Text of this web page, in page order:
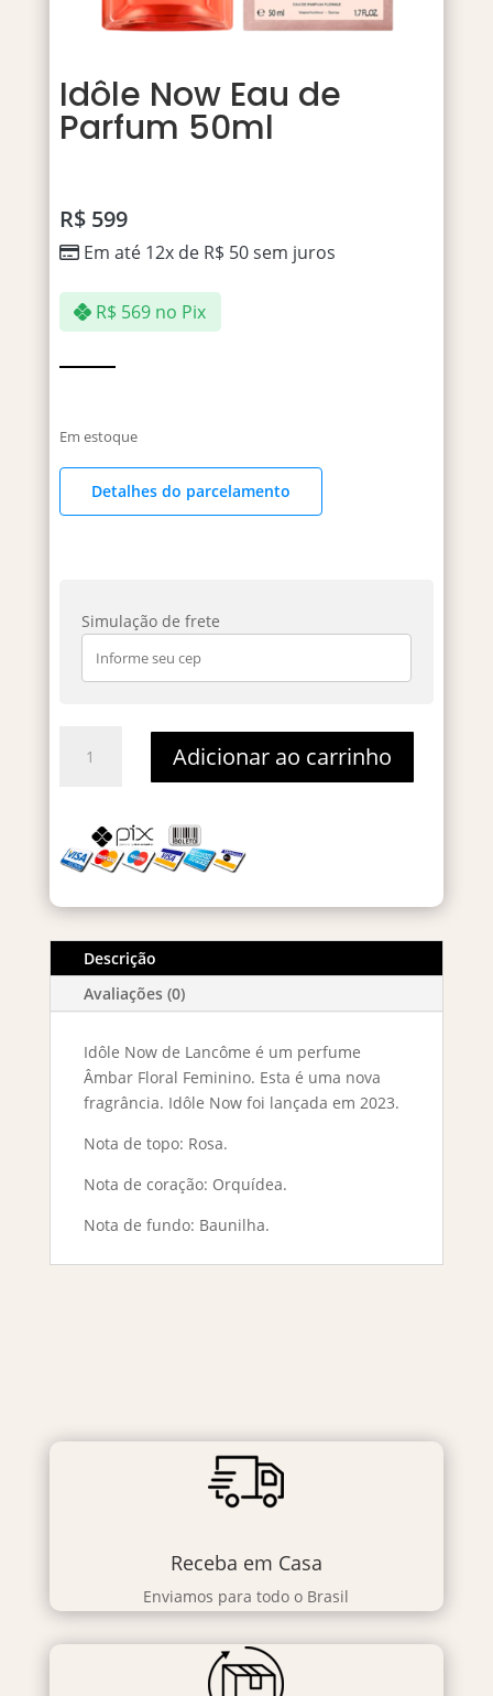
Idôle Now Eau de
Parfum 50ml
R$599
Em até 12x de R$ 50sem juros
R$ 569 no Pix
Em estoque
Detalhes do parcelamento
Simulação de frete
Now
Parfum
50ml
Adicionar ao carrinho
Descrição
Avaliações (0)
Idôle Now de Lancôme é um perfume
Âmbar Floral Feminino. Esta é uma nova
fragrância. Idôle Now foi lançada em 2023.
Nota de topo: Rosa.
Nota de coração: Orquídea.
Nota de fundo: Baunilha.
Receba em Casa
Enviamos para todo o Brasil